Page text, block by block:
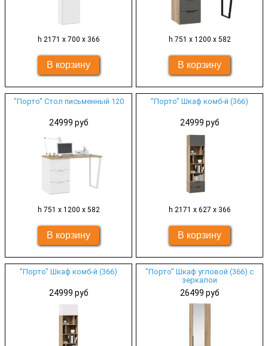
h 2171 х 700 х 366 h 751 х 1200 х 582
"Порто" Стол письменный 120
24999 руб
h 751 х 1200 х 582
"Порто" Шкаф комб-й (366)
24999 руб
h 2171 х 627 х 366
"Порто" Шкаф комб-й (366)
24999 руб
"Порто" Шкаф угловой (366) с
зеркалои
26499 руб